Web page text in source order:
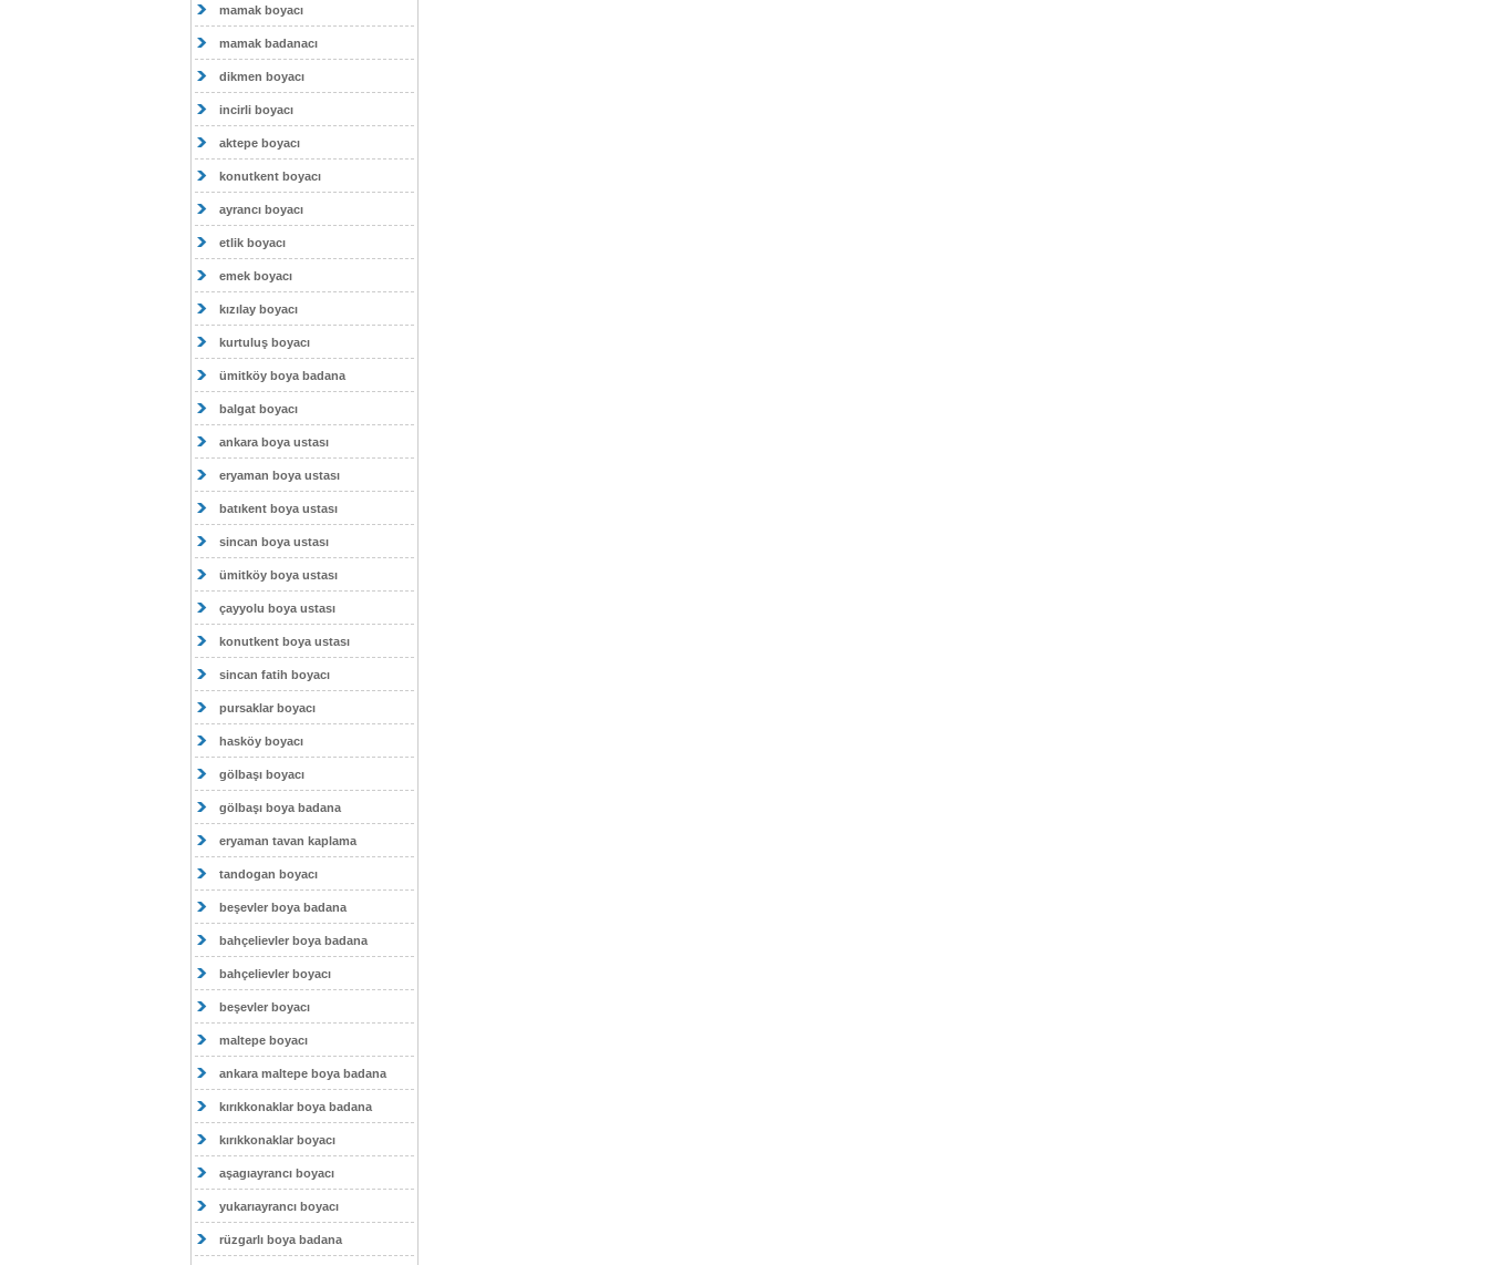
mamak boyacı
mamak badanacı
dikmen boyacı
incirli boyacı
aktepe boyacı
konutkent boyacı
ayrancı boyacı
etlik boyacı
emek boyacı
kızılay boyacı
kurtuluş boyacı
ümitköy boya badana
balgat boyacı
ankara boya ustası
eryaman boya ustası
batıkent boya ustası
sincan boya ustası
ümitköy boya ustası
çayyolu boya ustası
konutkent boya ustası
sincan fatih boyacı
pursaklar boyacı
hasköy boyacı
gölbaşı boyacı
gölbaşı boya badana
eryaman tavan kaplama
tandogan boyacı
beşevler boya badana
bahçelievler boya badana
bahçelievler boyacı
beşevler boyacı
maltepe boyacı
ankara maltepe boya badana
kırıkkonaklar boya badana
kırıkkonaklar boyacı
aşagıayrancı boyacı
yukarıayrancı boyacı
rüzgarlı boya badana